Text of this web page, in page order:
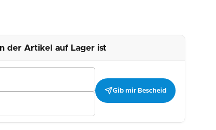
der Artikel auf Lager ist
Gib mir Bescheid